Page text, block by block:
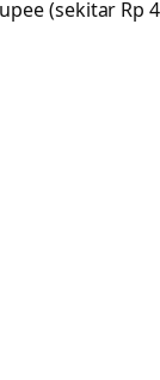
(sekitar Rp